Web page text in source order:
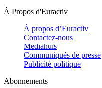
À Propos d'Euractiv
À propos d’Euractiv
Contactez-nous
Mediahuis
Communiqués de presse
Publicité politique
Abonnements